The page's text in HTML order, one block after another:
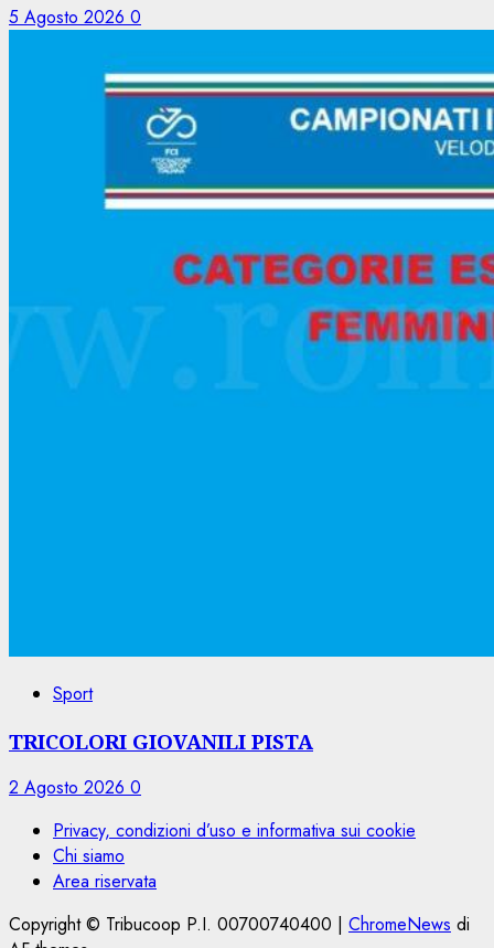
5 Agosto 2026 0
Sport
TRICOLORI GIOVANILI PISTA
2 Agosto 2026 0
Privacy, condizioni d’uso e informativa sui cookie
Chi siamo
Area riservata
Copyright © Tribucoop P.I. 00700740400 | ChromeNews di